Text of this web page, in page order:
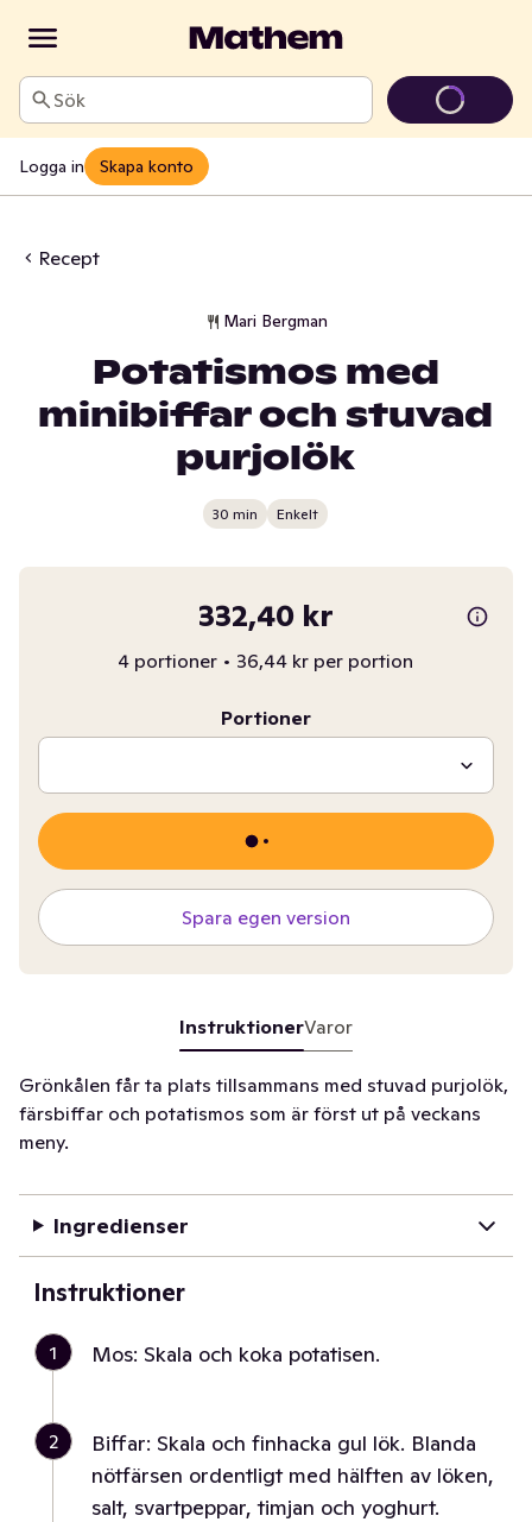
Sök
Logga in Skapa konto
Recept
Mari Bergman
Potatismos med
minibiffar och stuvad
purjolök
30 min Enkelt
332,40 kr
4 portioner • 36,44 kr per portion
Portioner
Spara egen version
InstruktionerVaror
Grönkålen får ta plats tillsammans med stuvad purjolök,
färsbiffar och potatismos som är först ut på veckans
meny.
Ingredienser
Instruktioner
1 Mos: Skala och koka potatisen.
2
Biffar: Skala och finhacka gul lök. Blanda
nötfärsen ordentligt med hälften av löken,
salt, svartpeppar, timjan och yoghurt.